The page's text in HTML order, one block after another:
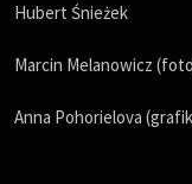
Hubert Śnieżek
Marcin Melanowicz
Anna Pohorielova